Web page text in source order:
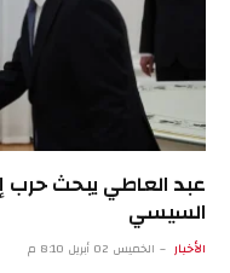
عبد العاطي يبحث حرب
السيسي
الأخبار الخميس 02 أبريل 8:10 م